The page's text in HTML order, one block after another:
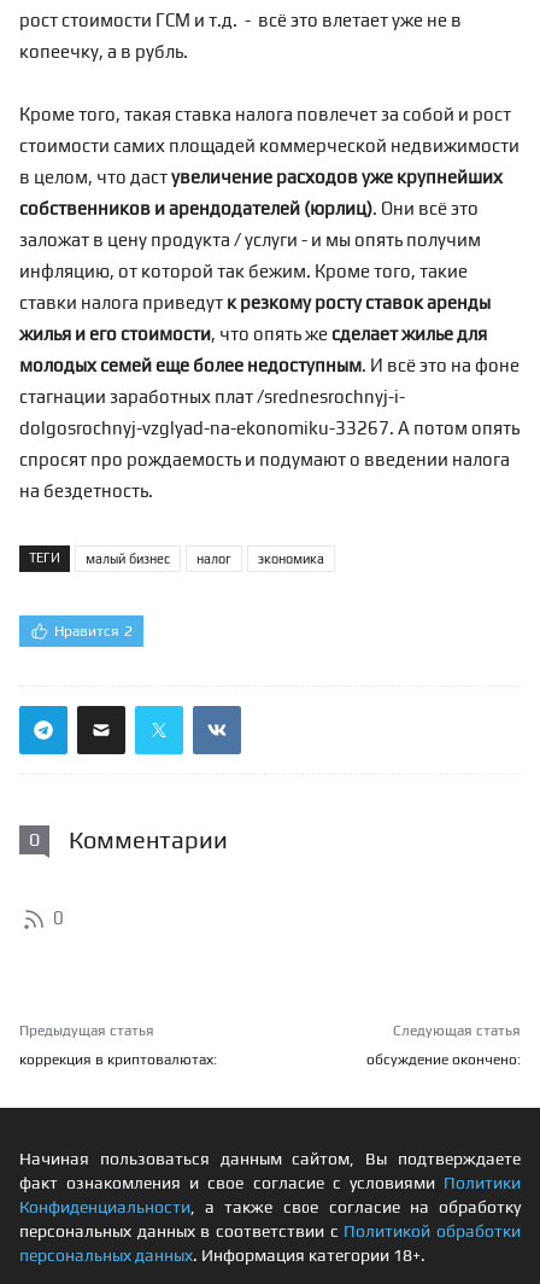
рост стоимости ГСМ и т.д. - всё это влетает уже не в
копеечку, а в рубль.
Кроме того, такая ставка налога повлечет за собой и рост
стоимости самих площадей коммерческой недвижимости
в целом, что дастувеличение расходов уже крупнейших
собственников и арендодателей (юрлиц). Они всё это
заложат в цену продукта / услуги - и мы опять получим
инфляцию, от которой так бежим. Кроме того, такие
ставки налога приведут к резкому росту ставок аренды
жилья и его стоимости, что опять же сделает жилье для
молодых семей еще более недоступным. И всё это на фоне
стагнации заработных плат/srednesrochnyj-i-
dolgosrochnyj-vzglyad-na-ekonomiku-33267. А потом опять
спросят про рождаемость и подумают о введении налога
на бездетность.
ТЕГИ малый бизнес налог экономика
Нравится 2
0 Комментарии
0
Предыдущая статья
коррекция в криптовалютах:
Следующая статья
обсуждение окончено:
Начиная пользоваться данным сайтом, Вы подтверждаете
факт ознакомления и свое согласие с условиями Политики
Конфиденциальности , а также свое согласие на обработку
персональных данных в соответствии с Политикой обработки
персональных данных. Информация категории 18+.